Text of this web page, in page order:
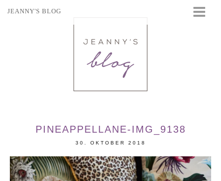
JEANNY'S BLOG
PINEAPPELLANE-IMG_9138
30. OKTOBER 2018